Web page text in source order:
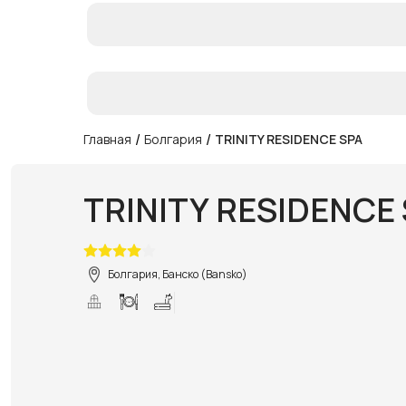
Главная / Болгария / TRINITY RESIDENCE SPA
TRINITY RESIDENCE
Болгария, Банско (Bansko)